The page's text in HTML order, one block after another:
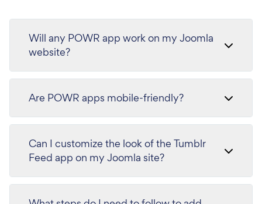
Will any POWR app work on my Joomla
website?
Are POWR apps mobile-friendly?
Can I customize the look of the Tumblr
Feed app on my Joomla site?